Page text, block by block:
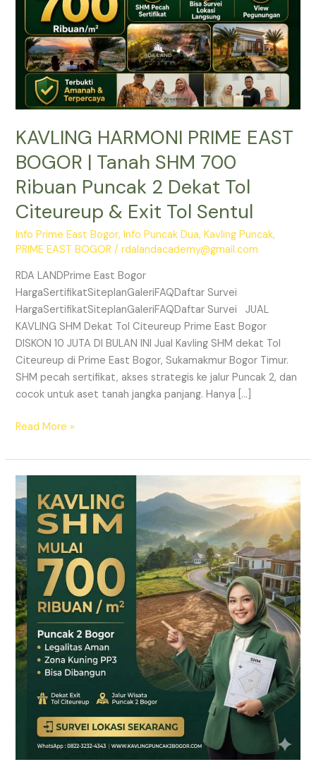
KAVLING HARMONI PRIME EAST
BOGOR | Tanah SHM 700
Ribuan Puncak 2 Dekat Tol
Citeureup & Exit Tol Sentul
Info Prime East Bogor,Info Puncak Dua,Kavling Puncak,
PRIME EAST BOGOR /rdalandacademy@gmail.com
RDA LANDPrime East Bogor
HargaSertifikatSiteplanGaleriFAQDaftar Survei
HargaSertifikatSiteplanGaleriFAQDaftar Survei JUAL
KAVLING SHM Dekat Tol Citeureup Prime East Bogor
DISKON 10 JUTA DI BULAN INI Jual Kavling SHM dekat Tol
Citeureup di Prime East Bogor, Sukamakmur Bogor Timur.
SHM pecah sertifikat, akses strategis ke jalur Puncak 2, dan
cocok untuk aset tanah jangka panjang. Hanya […]
700
Ribuan
Puncak
Dekat
Citeureup
Exit
Tol
Read More »
HARMONI
PRIME
EAST
BOGOR
–
KAVLING
SHM
LEGAL
DI
PUNCAK
2
BOGOR